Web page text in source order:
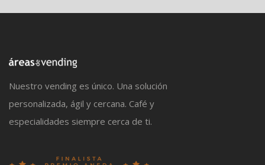
Nuestro vending es único. Una solución
personalizada, ágil y cercana. Café y
especialidades siempre cerca de ti.